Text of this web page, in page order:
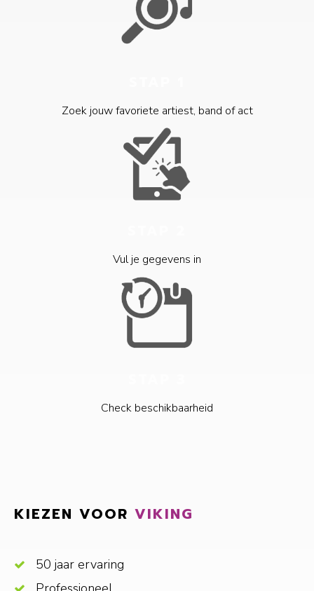
Zoek jouw favoriete artiest, band of act
Vul je gegevens in
Check beschikbaarheid
KIEZEN VOOR VIKING
50 jaar ervaring